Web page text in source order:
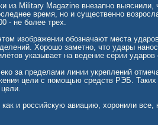
директора одесского авиаклуба
украинские Як-52 для
можно признать весьма и весьма
из Military Magazine внезапно
время, но и существенно
- не более трех.
изображении обозначают места
Хорошо заметно, что удары
указывает на ведение серии
за пределами линии укреплений
цели с помощью средств РЭБ.
и российскую авиацию, хоронили